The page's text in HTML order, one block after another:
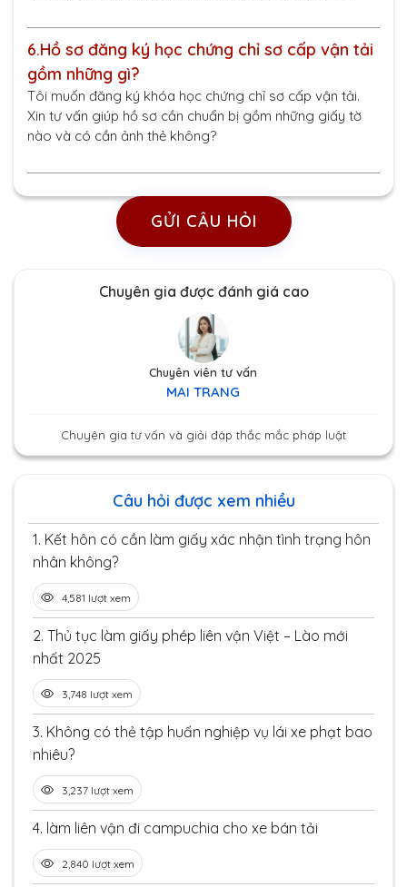
6.Hồ sơ đăng ký học chứng chỉ sơ cấp vận tải
gồm những gì?
Tôi muốn đăng ký khóa học chứng chỉ sơ cấp vận tải.
Xin tư vấn giúp hồ sơ cần chuẩn bị gồm những giấy tờ
nào và có cần ảnh thẻ không?
GỬI CÂU HỎI
Chuyên gia được đánh giá cao
Chuyên viên tư vấn
MAI TRANG
Chuyên gia tư vấn và giải đáp thắc mắc pháp luật
Câu hỏi được xem nhiều
1. Kết hôn có cần làm giấy xác nhận tình trạng hôn
nhân không?
4,581 lượt xem
2. Thủ tục làm giấy phép liên vận Việt – Lào mới
nhất 2025
3,748 lượt xem
3. Không có thẻ tập huấn nghiệp vụ lái xe phạt bao
nhiêu?
3,237 lượt xem
4. làm liên vận đi campuchia cho xe bán tải
2,840 lượt xem